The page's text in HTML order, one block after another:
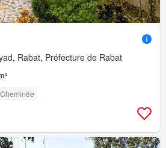
Rabat, Préfecture de Rabat
Cheminée